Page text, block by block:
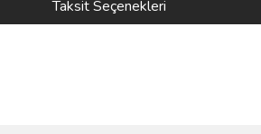
Taksit Seçenekleri